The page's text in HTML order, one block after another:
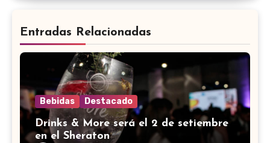
Entradas Relacionadas
Bebidas Destacado
Drinks & More será el 2 de setiembre
en el Sheraton